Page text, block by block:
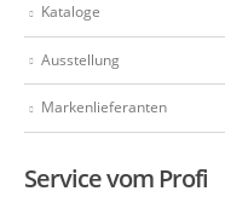
Kataloge
Ausstellung
Markenlieferanten
Service vom Profi